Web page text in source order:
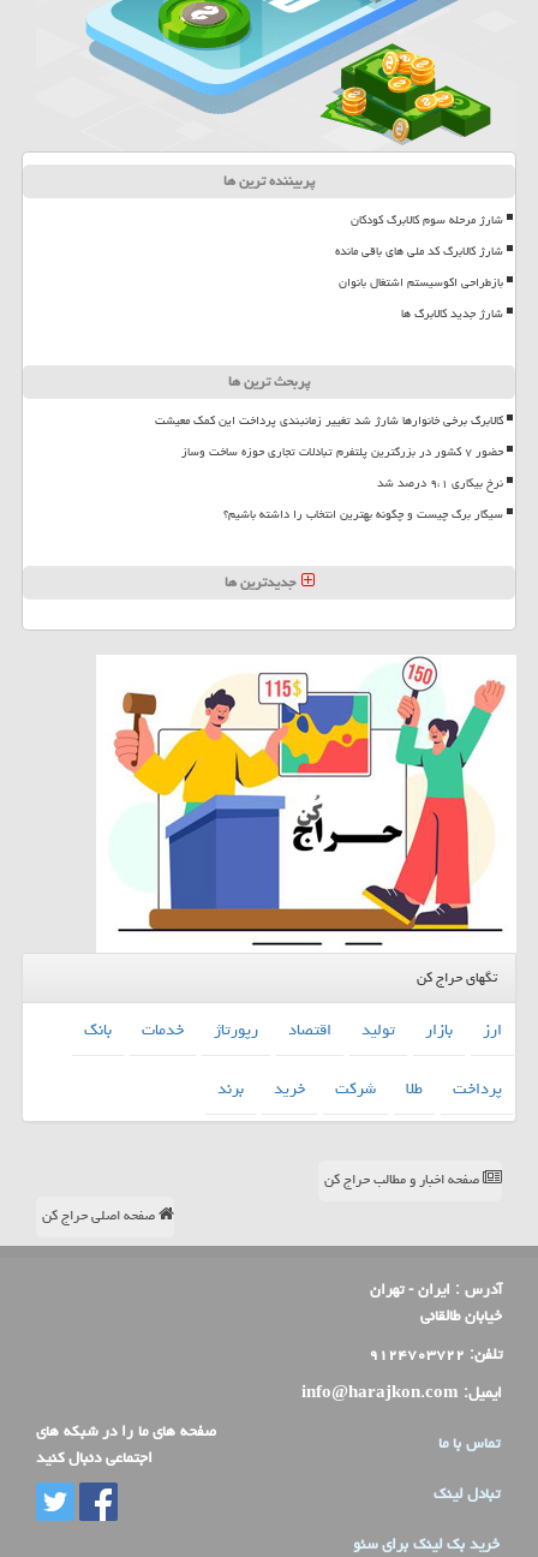
پربیننده ترین ها
شارژ مرحله سوم کالابرگ کودکان
شارژ کالابرگ کد ملی های باقی مانده
بازطراحی اکوسیستم اشتغال بانوان
شارژ جدید کالابرگ ها
پربحث ترین ها
کالابرگ برخی خانوارها شارژ شد تغییر زمانبندی پرداخت این کمک معیشت
حضور ۷ کشور در بزرگترین پلتفرم تبادلات تجاری حوزه ساخت وساز
نرخ بیکاری ۹،۱ درصد شد
سیگار برگ چیست و چگونه بهترین انتخاب را داشته باشیم؟
جدیدترین ها
تگهای حراج کن
ارز بازار تولید اقتصاد رپورتاژ خدمات
بانك
پرداخت
طلا شركت خرید برند
صفحه اخبار و مطالب حراج کن
صفحه اصلی حراج کن
آدرس : ایران - تهران
خیابان طالقانی
تلفن: ۹۱۲۴۷۰۳۷۲۲
ایمیل: info@harajkon.com
تماس با ما
تبادل لینک
خرید بک لینک برای سئو
صفحه های ما را در شبکه های
اجتماعی دنبال کنید